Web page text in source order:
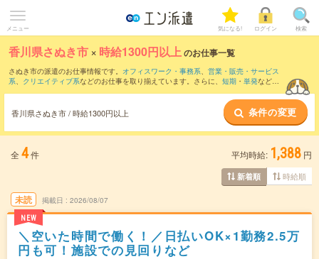
メニュー 気になる! ログイン 検索
香川県さぬき市 × 時給1300円以上のお仕事一覧
さぬき市の派遣のお仕事情報です。 オフィスワーク・事務系、 営業・販売・サービス
系、 クリエイティブ系などのお仕事を取り揃えています。さらに、 短期 ・ 単発などの
香川県さぬき市 / 時給1300円以上 条件の変更
全 4件 平均時給: 1,388 円
新着順 時給順
未読
NEW
掲載日 2026/08/07
＼空いた時間で働く！／日払いOK×1勤務2.5万
円も可！施設での見回りなど